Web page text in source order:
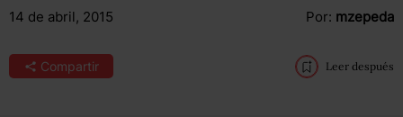
14 de abril, 2015 Por: mzepeda
Compartir Leer después